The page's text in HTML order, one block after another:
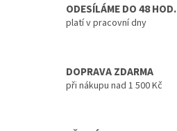
ODESÍLÁME DO 48 HOD.
platí v pracovní dny
DOPRAVA ZDARMA
při nákupu nad 1 500 Kč